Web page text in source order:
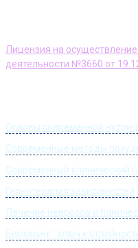
Лицензия на
деятельности №3660 от
Основы современной
Современные методы
Современный клинический
Гипнотерапия зависимостей
Лечение неврозов и
Биохакинг: ключ к